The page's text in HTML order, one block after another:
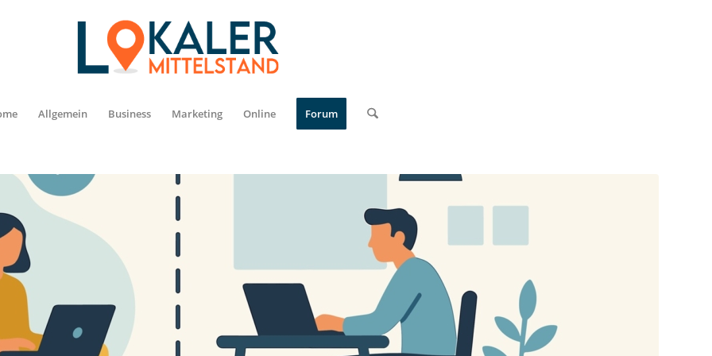
Allgemein Business Marketing Online Forum